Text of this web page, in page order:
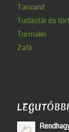
Tanzanit
Tudástár és
Turmalin
Zafír